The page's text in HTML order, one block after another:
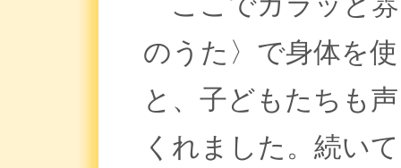
のうた〉で身体を
と、子どもたちも
くれました。続い